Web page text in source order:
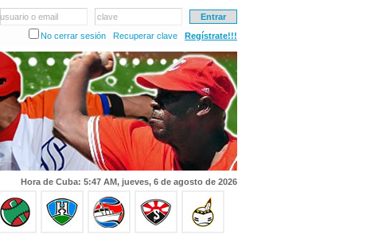
usuario o email
clave
No cerrar sesión
Recuperar clave Regístrate!!!
Hora de Cuba: 5:47 AM, jueves, 6 de agosto de 2026